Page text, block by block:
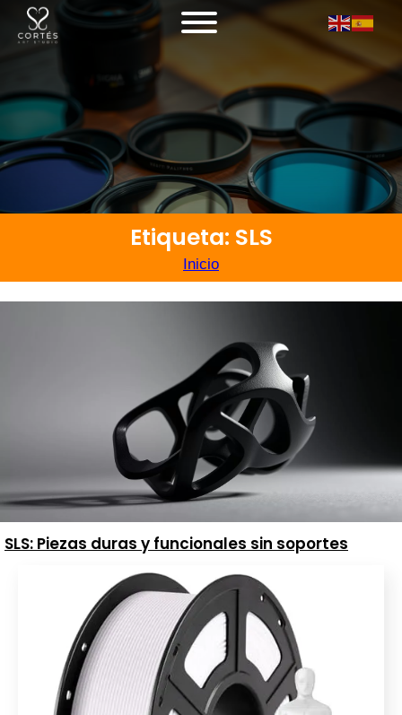
Etiqueta: SLS
Inicio
SLS: Piezas duras y funcionales sin soportes